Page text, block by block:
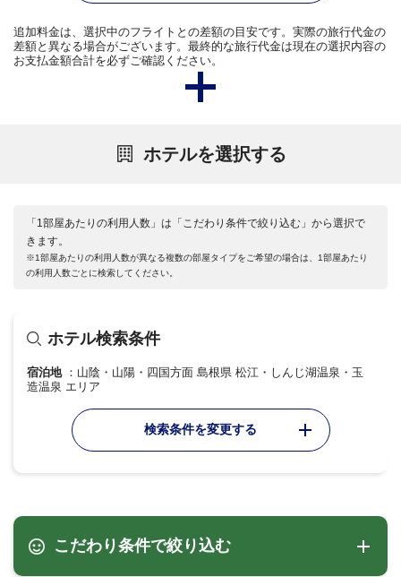
追加料金は、選択中のフライトとの差額の目安です。実際の旅行代金の
差額と異なる場合がございます。最終的な旅行代金は現在の選択内容の
お支払金額合計を必ずご確認ください。
ホテルを選択する
「1部屋あたりの利用人数」は「こだわり条件で絞り込む」から選択で
きます。
※1部屋あたりの利用人数が異なる複数の部屋タイプをご希望の場合は、1部屋あたり
の利用人数ごとに検索してください。
ホテル検索条件
宿泊地
山陰・山陽・四国方面 島根県 松江・しんじ湖温泉・玉
造温泉 エリア
検索条件を変更する
こだわり条件で絞り込む